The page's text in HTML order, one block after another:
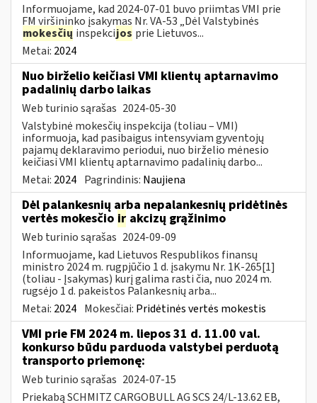
Informuojame, kad 2024-07-01 buvo priimtas VMI prie
FM viršininko įsakymas Nr. VA-53 „Dėl Valstybinės
mokesčių inspekcijos prie Lietuvos...
Metai: 2024
Nuo birželio keičiasi VMI klientų aptarnavimo
padalinių darbo laikas
Web turinio sąrašas 2024-05-30
Valstybinė mokesčių inspekcija (toliau – VMI)
informuoja, kad pasibaigus intensyviam gyventojų
pajamų deklaravimo periodui, nuo birželio mėnesio
keičiasi VMI klientų aptarnavimo padalinių darbo...
Metai: 2024 Pagrindinis: Naujiena
Dėl palankesnių arba nepalankesnių pridėtinės
vertės mokesčio ir akcizų grąžinimo
Web turinio sąrašas 2024-09-09
Informuojame, kad Lietuvos Respublikos finansų
ministro 2024 m. rugpjūčio 1 d. įsakymu Nr. 1K-265[1]
(toliau - Įsakymas) kurį galima rasti čia, nuo 2024 m.
rugsėjo 1 d. pakeistos Palankesnių arba...
Metai: 2024 Mokesčiai: Pridėtinės vertės mokestis
VMI prie FM 2024 m. liepos 31 d. 11.00 val.
konkurso būdu parduoda valstybei perduotą
transporto priemonę:
Web turinio sąrašas 2024-07-15
Priekabą SCHMITZ CARGOBULL AG SCS 24/L-13.62 EB,